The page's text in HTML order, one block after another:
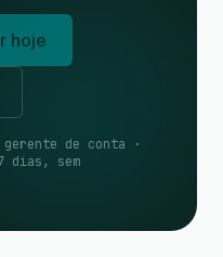
hoje
de conta ·
dias, sem